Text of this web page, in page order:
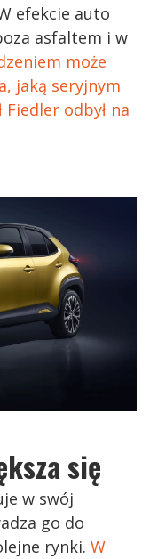
efekcie auto
asfaltem i w
może
jaką seryjnym
odbył na
się
w swój
go do
rynki. W